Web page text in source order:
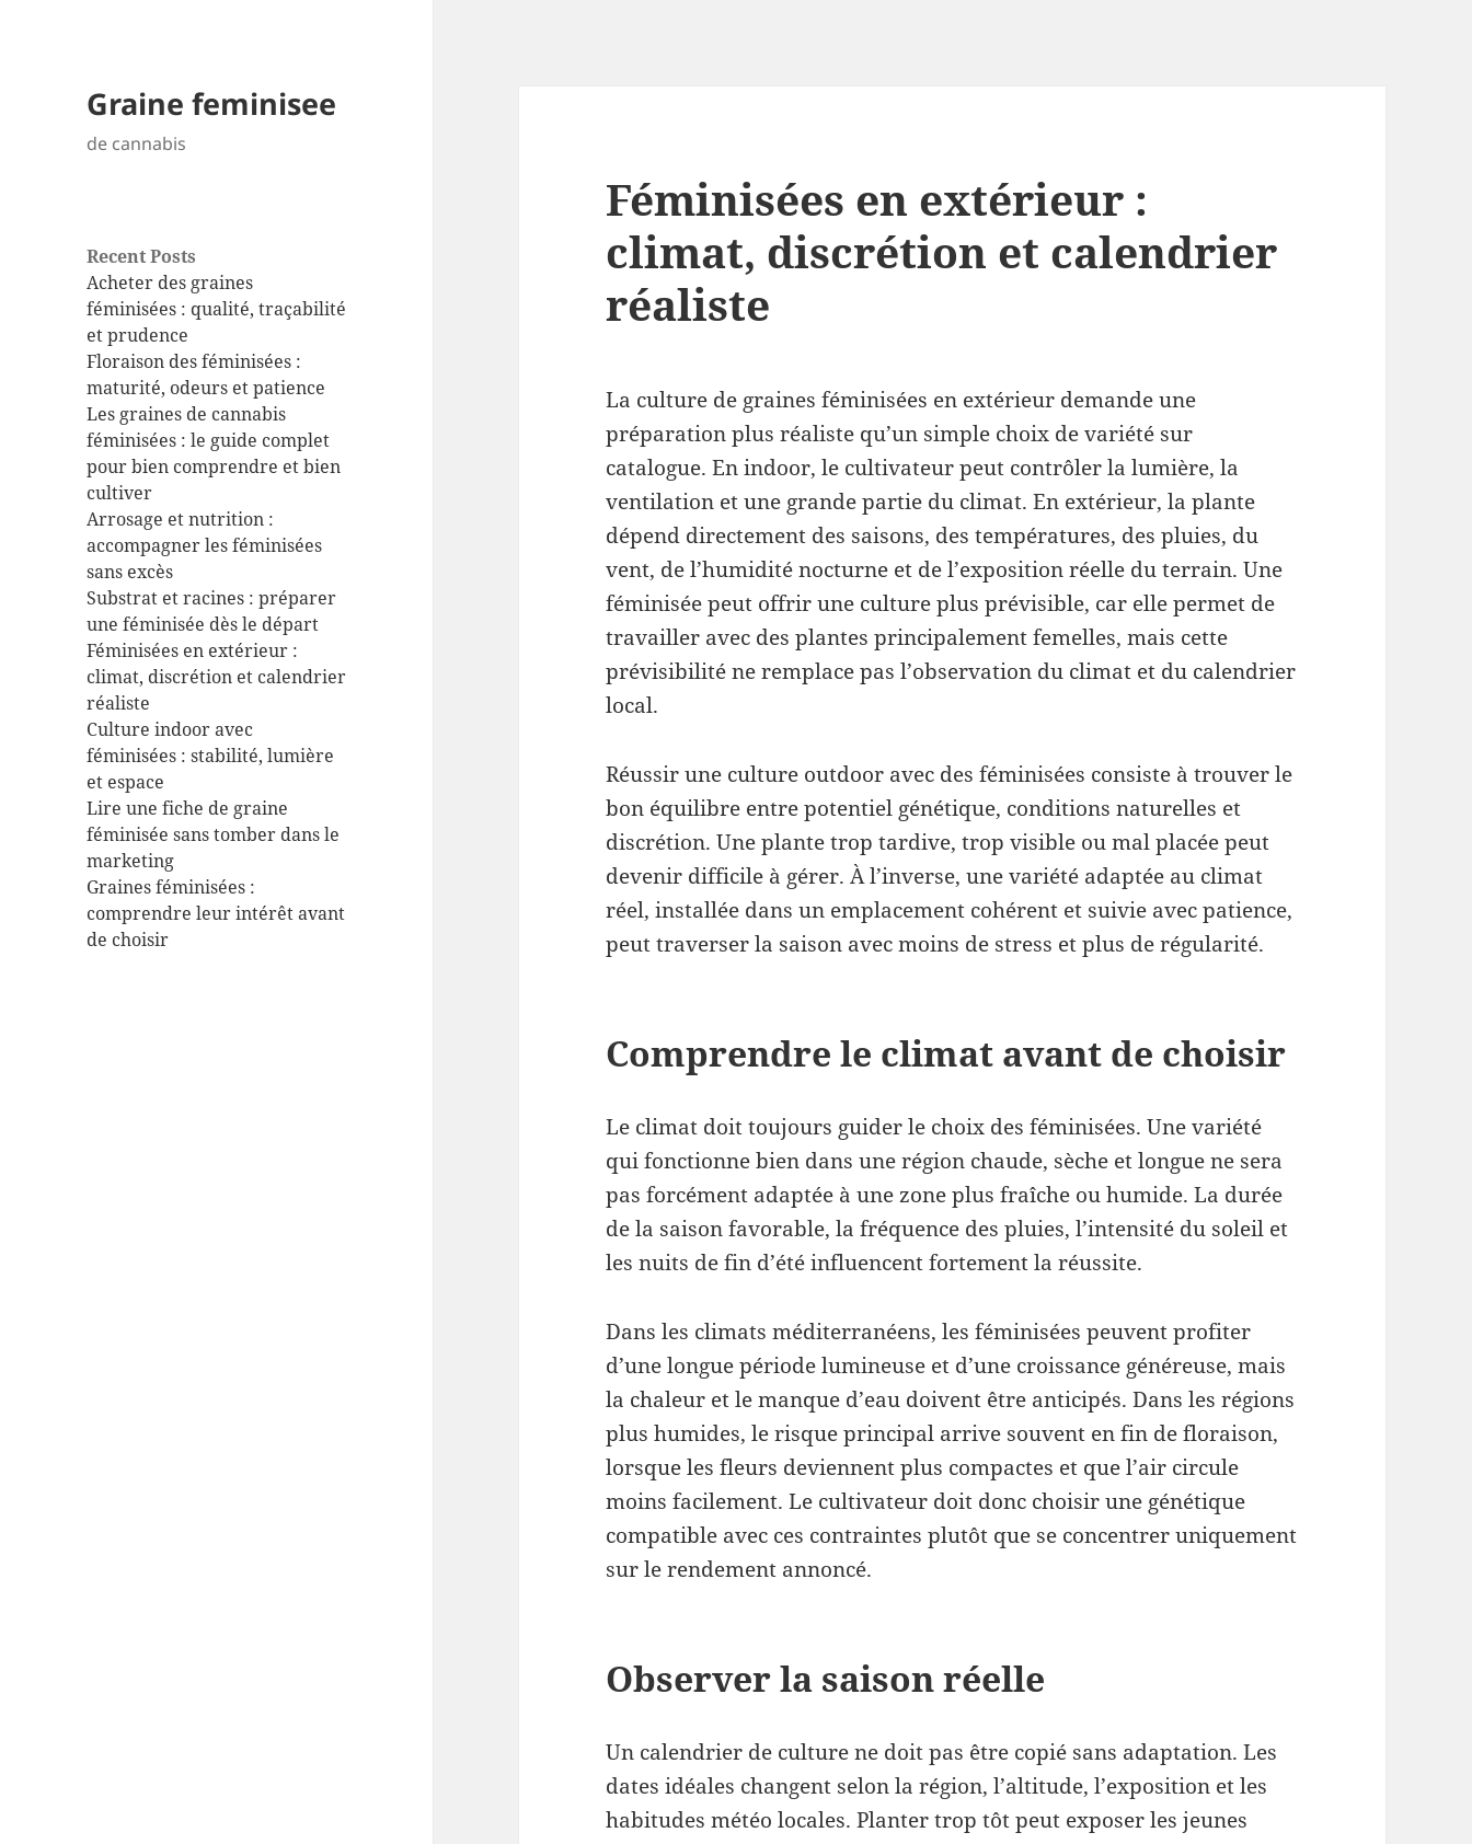
Graine feminisee
de cannabis
Recent Posts
Acheter des graines
féminisées : qualité, traçabilité
et prudence
Floraison des féminisées :
maturité, odeurs et patience
Les graines de cannabis
féminisées : le guide complet
pour bien comprendre et bien
cultiver
Arrosage et nutrition :
accompagner les féminisées
sans excès
Substrat et racines : préparer
une féminisée dès le départ
Féminisées en extérieur :
climat, discrétion et calendrier
réaliste
Culture indoor avec
féminisées : stabilité, lumière
et espace
Lire une fiche de graine
féminisée sans tomber dans le
marketing
Graines féminisées :
comprendre leur intérêt avant
de choisir
Féminisées en extérieur :
climat, discrétion et calendrier
réaliste
La culture de graines féminisées en extérieur demande une
préparation plus réaliste qu’un simple choix de variété sur
catalogue. En indoor, le cultivateur peut contrôler la lumière, la
ventilation et une grande partie du climat. En extérieur, la plante
dépend directement des saisons, des températures, des pluies, du
vent, de l’humidité nocturne et de l’exposition réelle du terrain. Une
féminisée peut offrir une culture plus prévisible, car elle permet de
travailler avec des plantes principalement femelles, mais cette
prévisibilité ne remplace pas l’observation du climat et du calendrier
local.
Réussir une culture outdoor avec des féminisées consiste à trouver le
bon équilibre entre potentiel génétique, conditions naturelles et
discrétion. Une plante trop tardive, trop visible ou mal placée peut
devenir difficile à gérer. À l’inverse, une variété adaptée au climat
réel, installée dans un emplacement cohérent et suivie avec patience,
peut traverser la saison avec moins de stress et plus de régularité.
Comprendre le climat avant de choisir
Le climat doit toujours guider le choix des féminisées. Une variété
qui fonctionne bien dans une région chaude, sèche et longue ne sera
pas forcément adaptée à une zone plus fraîche ou humide. La durée
de la saison favorable, la fréquence des pluies, l’intensité du soleil et
les nuits de fin d’été influencent fortement la réussite.
Dans les climats méditerranéens, les féminisées peuvent profiter
d’une longue période lumineuse et d’une croissance généreuse, mais
la chaleur et le manque d’eau doivent être anticipés. Dans les régions
plus humides, le risque principal arrive souvent en fin de floraison,
lorsque les fleurs deviennent plus compactes et que l’air circule
moins facilement. Le cultivateur doit donc choisir une génétique
compatible avec ces contraintes plutôt que se concentrer uniquement
sur le rendement annoncé.
Observer la saison réelle
Un calendrier de culture ne doit pas être copié sans adaptation. Les
dates idéales changent selon la région, l’altitude, l’exposition et les
habitudes météo locales. Planter trop tôt peut exposer les jeunes